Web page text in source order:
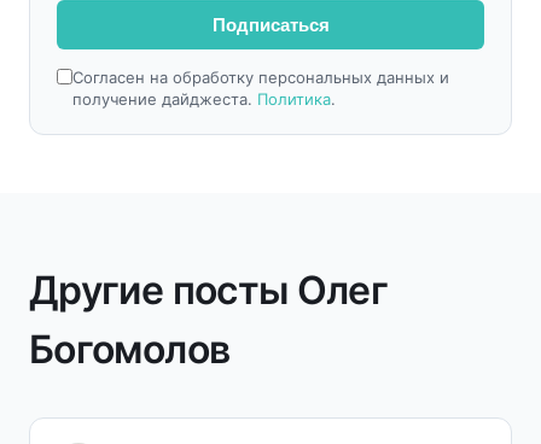
Подписаться
Согласен на обработку персональных данных и
получение дайджеста. Политика.
Другие посты Олег
Богомолов